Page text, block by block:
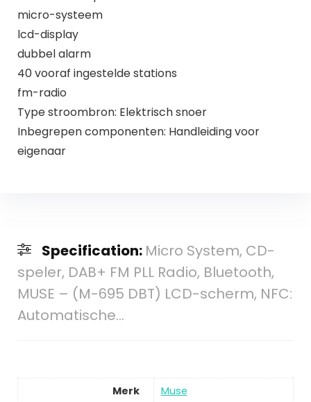
micro-systeem
lcd-display
dubbel alarm
40 vooraf ingestelde stations
fm-radio
Type stroombron: Elektrisch snoer
Inbegrepen componenten: Handleiding voor
eigenaar
Specification: Micro System, CD-
speler, DAB+ FM PLL Radio, Bluetooth,
MUSE – (M-695 DBT) LCD-scherm, NFC:
Automatische…
Merk
Muse